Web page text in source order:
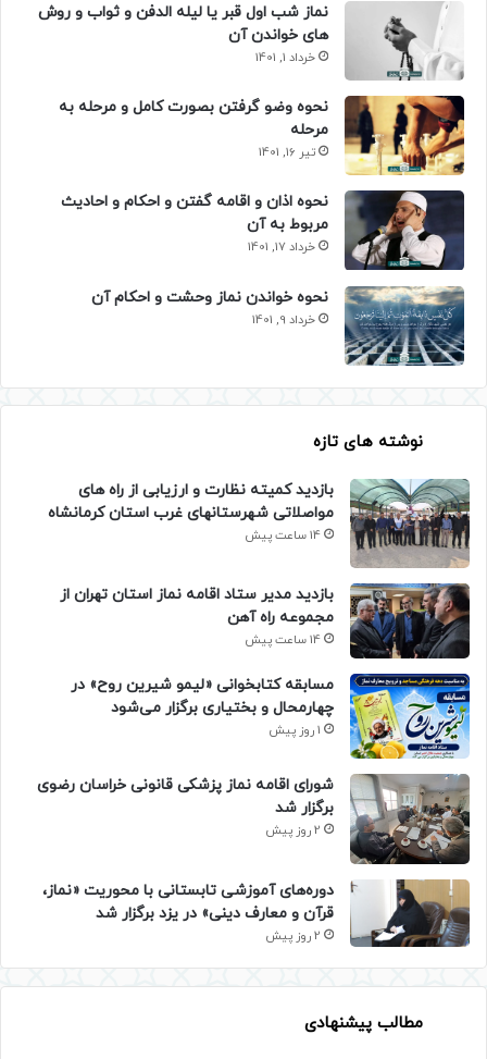
نماز شب اول قبر یا لیله الدفن و ثواب و روش
های خواندن آن
خرداد 1, 1401
نحوه وضو گرفتن بصورت کامل و مرحله به
مرحله
تیر 16, 1401
نحوه اذان و اقامه گفتن و احکام و احادیث
مربوط به آن
خرداد 17, 1401
نحوه خواندن نماز وحشت و احکام آن
خرداد 9, 1401
نوشته های تازه
بازدید کمیته نظارت و ارزیابی از راه های
مواصلاتی شهرستانهای غرب استان کرمانشاه
14 ساعت پیش
بازدید مدیر ستاد اقامه نماز استان تهران از
مجموعه راه آهن
14 ساعت پیش
مسابقه کتابخوانی «لیمو شیرین روح» در
چهارمحال و بختیاری برگزار می‌شود
1 روز پیش
شورای اقامه نماز پزشکی قانونی خراسان رضوی
برگزار شد
2 روز پیش
دوره‌های آموزشی تابستانی با محوریت «نماز،
قرآن و معارف دینی» در یزد برگزار شد
2 روز پیش
مطالب پیشنهادی